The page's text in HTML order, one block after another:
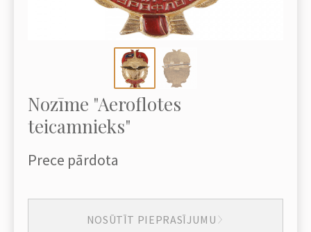
Nozīme "Aeroflotes
teicamnieks"
Prece pārdota
NOSŪTĪT PIEPRASĪJUMU